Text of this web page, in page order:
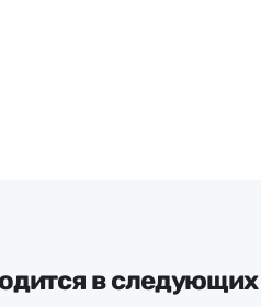
в следующих